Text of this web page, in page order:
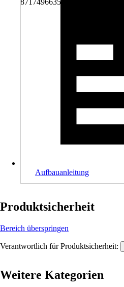
8717496635266
Aufbauanleitung
Produktsicherheit
Bereich überspringen
Verantwortlich für Produktsicherheit:
Weitere Kategorien